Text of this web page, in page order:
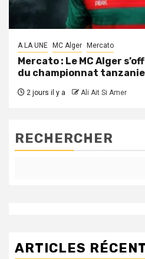
A LA UNE MC Alger Mercato
Mercato : Le MC Alger
du championnat
2 jours il y a Ali Ait Si Amer
RECHERCHER
ARTICLES